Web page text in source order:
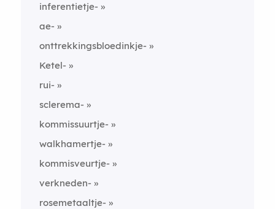
inferentietje-
ae-
onttrekkingsbloedinkje-
Ketel-
rui-
sclerema-
kommissuurtje-
walkhamertje-
kommisveurtje-
verkneden-
rosemetaaltje-